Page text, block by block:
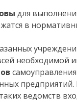
для
в
необходимой
ведомств